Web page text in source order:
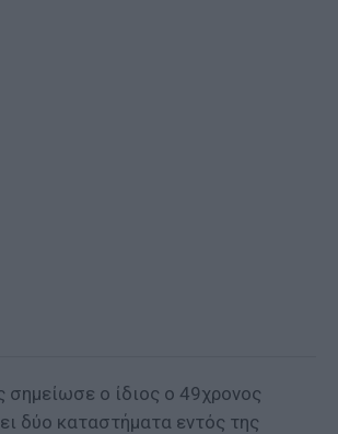
σημείωσε ο ίδιος ο 49χρονος
δύο καταστήματα εντός της